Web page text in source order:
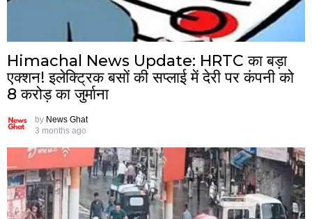
Himachal News Update: HRTC का बड़ा
एक्शन! इलेक्ट्रिक बसों की सप्लाई में देरी पर कंपनी को
8 करोड़ का जुर्माना
by News Ghat
3 months ago